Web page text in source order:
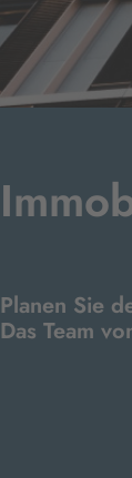
Planen Sie
Das Team